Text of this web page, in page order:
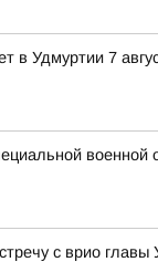
в Удмуртии 7
с врио